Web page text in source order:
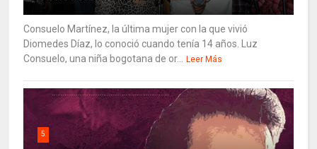
Consuelo Martínez, la última mujer con la que vivió
Diomedes Díaz, lo conoció cuando tenía 14 años. Luz
Consuelo, una niña bogotana de or...
Leer Más
5